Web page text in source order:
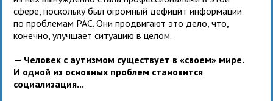
сфере, поскольку был огромный дефицит информации
по проблемам РАС. Они продвигают это дело, что,
конечно, улучшает ситуацию в целом.
— Человек с аутизмом существует в «своем» мире.
И одной из основных проблем становится
социализация...